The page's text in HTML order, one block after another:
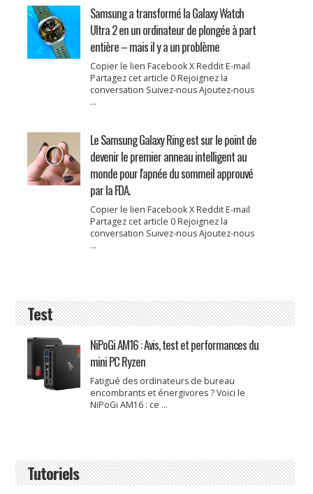
Samsung a transformé la Galaxy Watch
Ultra 2 en un ordinateur de plongée à part
entière – mais il y a un problème
Copier le lien Facebook X Reddit E-mail
Partagez cet article 0 Rejoignez la
conversation Suivez-nous Ajoutez-nous
...
Le Samsung Galaxy Ring est sur le point de
devenir le premier anneau intelligent au
monde pour l'apnée du sommeil approuvé
par la FDA.
Copier le lien Facebook X Reddit E-mail
Partagez cet article 0 Rejoignez la
conversation Suivez-nous Ajoutez-nous
...
Test
NiPoGi AM16 : Avis, test et performances du
mini PC Ryzen
Fatigué des ordinateurs de bureau
encombrants et énergivores ? Voici le
NiPoGi AM16 : ce ...
Tutoriels